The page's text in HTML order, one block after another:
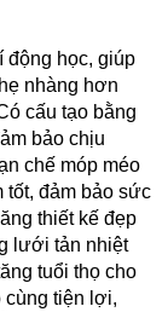
động học, giúp
nhàng hơn
cấu tạo bằng
bảo chịu
chế móp méo
tốt, đảm bảo sức
thiết kế đẹp
lưới tản nhiệt
tuổi thọ cho
cùng tiện lợi,